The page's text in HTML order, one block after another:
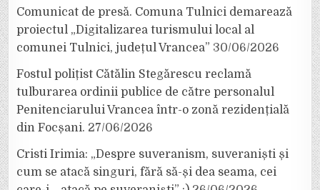
Comunicat de presă. Comuna Tulnici demarează
proiectul „Digitalizarea turismului local al
comunei Tulnici, județul Vrancea” 30/06/2026
Fostul polițist Cătălin Stegărescu reclamă
tulburarea ordinii publice de către personalul
Penitenciarului Vrancea într-o zonă rezidențială
din Focșani. 27/06/2026
Cristi Irimia: „Despre suveranism, suveraniști și
cum se atacă singuri, fără să-și dea seama, cei